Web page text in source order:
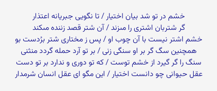
خشم در تو شد بیان اختیار / تا نگویى جبریانه اعتذار
گر شتربان اشترى را مى‏زند / آن شتر قصد زننده مى‏کند
خشم اشتر نیست با آن چوب او / پس ز مختارى شتر برُدست بو
همچنین سگ گر بر او سنگى زنى / بر تو آرد حمله گردد منثنى‏
سنگ را گر گیرد از خشم توست / که تو دورى و ندارد بر تو دست‏
عقل حیوانى چو دانست اختیار / این مگو اى عقل انسان شرم‏دار